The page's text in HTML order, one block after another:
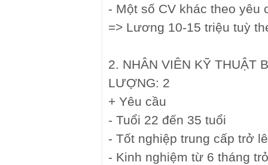
- Một số CV khác theo yêu
=> Lương 10-15 triệu tuỳ
2. NHÂN VIÊN KỸ THUẬT
LƯỢNG: 2
+ Yêu cầu
- Tuổi 22 đến 35 tuổi
- Tốt nghiệp trung cấp trở
- Kinh nghiệm từ 6 tháng